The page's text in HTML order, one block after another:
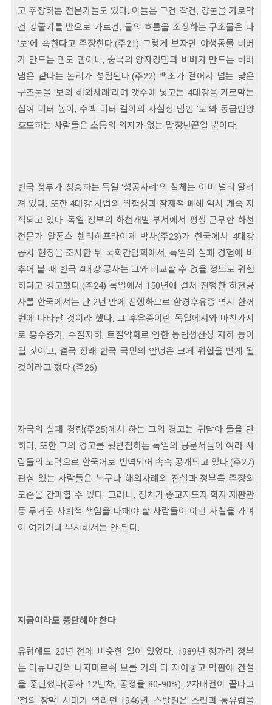
고 주장하는 전문가들도 있다. 이들은 크건 작건, 강물을 가로막
건 강줄기를 반으로 가르건, 물의 흐름을 조정하는 구조물은 다
‘보’에 속한다고 주장한다.(주21) 그렇게 보자면 야생동물 비버
가 만드는 댐도 댐이니, 중국의 양자강댐과 비버가 만드는 비버
댐은 같다는 논리가 성립된다.(주22) 백조가 걸어서 넘는 낮은
구조물을 '보의 해외사례'라며 갯수에 넣고는 4대강을 가로막는
십여 미터 높이, 수백 미터 길이의 사실상 댐인 '보'와 동급인양
호도하는 사람들은 소통의 의지가 없는 말장난꾼일 뿐이다.
한국 정부가 칭송하는 독일 ‘성공사례’의 실체는 이미 널리 알려
져 있다. 또한 4대강 사업의 위험성과 잠재적 폐해 역시 계속 지
적되고 있다. 독일 정부의 하천개발 부서에서 평생 근무한 하천
전문가 알폰스 헨리히프라이제 박사(주23)가 한국에서 4대강
공사 현장을 조사한 뒤 국회간담회에서, 독일의 실패 경험에 비
추어 볼 때 한국 4대강 공사는 그와 비교할 수 없을 정도로 위험
하다고 경고했다.(주24) 독일에서 150년에 걸쳐 진행한 하천공
사를 한국에서는 단 2년 만에 진행하므로 환경후유증 역시 한꺼
번에 나타날 것이라 했다. 그 후유증이란 독일에서와 마찬가지
로 홍수증가, 수질저하, 토질악화로 인한 농림생산성 저하 등이
될 것이고, 결국 장래 한국 국민의 안녕은 크게 위협을 받게 될
것이라고 했다.(주26)
자국의 실패 경험(주25)에서 하는 그의 경고는 귀담아 들을 만
하다. 또한 그의 경고를 뒷받침하는 독일의 공문서들이 여러 사
람들의 노력으로 한국어로 번역되어 속속 공개되고 있다.(주27)
관심 있는 사람들은 누구나 해외사례의 진실과 정부측 주장의
모순을 간파할 수 있다. 그러니, 정치가·종교지도자·학자·재판관
등 무거운 사회적 책임을 다해야 할 사람들이 이런 사실을 가벼
이 여기거나 무시해서는 안 된다.
지금이라도 중단해야 한다
유럽에도 20년 전에 비슷한 일이 있었다. 1989년 헝가리 정부
는 다뉴브강의 나지마로쉬 보를 거의 다 지어놓고 막판에 건설
을 중단했다(공사 12년차, 공정율 80-90%). 2차대전이 끝나고
'철의 장막' 시대가 열리던 1946년, 스탈린은 소련과 동유럽을